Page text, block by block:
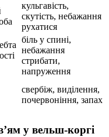
кульгавість,
скутість, небажання
рухатися
біль у спині,
небажання
стрибати,
напруження
свербіж, виділення,
почервоніння, запах
у вельш-коргі